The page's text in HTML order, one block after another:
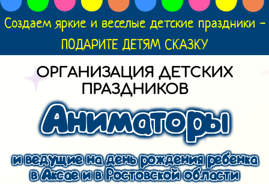
Создаем яркие и веселые детские праздники -
ПОДАРИТЕ ДЕТЯМ СКАЗКУ
ОРГАНИЗАЦИЯ ДЕТСКИХ
ПРАЗДНИКОВ
Аниматоры
и ведущие на день рождения ребенка
в Аксае и в Ростовской области